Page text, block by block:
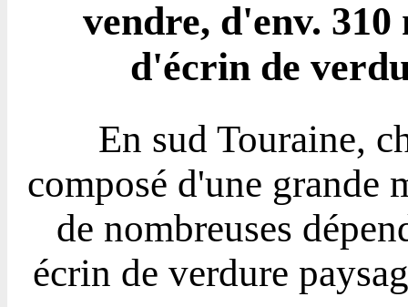
vendre, d'env. 310
d'écrin de
En sud Touraine,
composé d'une grande
de nombreuses
écrin de verdure